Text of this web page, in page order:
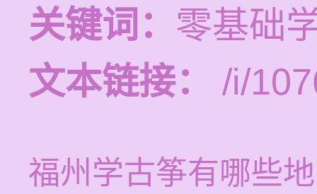
关键词： 零基础
文本链接：
/i/
福州学古筝有哪些